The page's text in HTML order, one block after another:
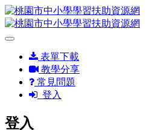
表單下載
教學分享
常見問題
登入
登入